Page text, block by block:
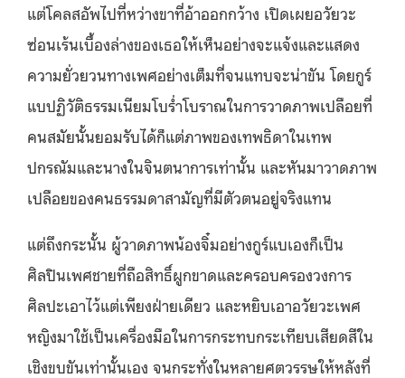
แต่โคลสอัพไปที่หว่างขาที่อ้าออกกว้าง เปิดเผยอวัยวะ
ซ่อนเร้นเบื้องล่างของเธอให้เห็นอย่างจะแจ้งและแสดง
ความยั่วยวนทางเพศอย่างเต็มที่จนแทบจะน่าขัน โดยกูร์
แบปฏิวัติธรรมเนียมโบร่ำโบราณในการวาดภาพเปลือยที่
คนสมัยนั้นยอมรับได้ก็แต่ภาพของเทพธิดาในเทพ
ปกรณัมและนางในจินตนาการเท่านั้น และหันมาวาดภาพ
เปลือยของคนธรรมดาสามัญที่มีตัวตนอยู่จริงแทน
แต่ถึงกระนั้น ผู้วาดภาพน้องจิ๋มอย่างกูร์แบเองก็เป็น
ศิลปินเพศชายที่ถือสิทธิ์ผูกขาดและครอบครองวงการ
ศิลปะเอาไว้แต่เพียงฝ่ายเดียว และหยิบเอาอวัยวะเพศ
หญิงมาใช้เป็นเครื่องมือในการกระทบกระเทียบเสียดสีใน
เชิงขบขันเท่านั้นเอง จนกระทั่งในหลายศตวรรษให้หลังที่